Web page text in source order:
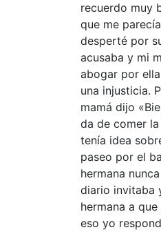
recuerdo muy
que me
desperté por
acusaba y mi
abogar por
una injusticia.
mamá dijo
da de comer
tenía idea
paseo por el
hermana
diario invitaba
hermana a
eso yo